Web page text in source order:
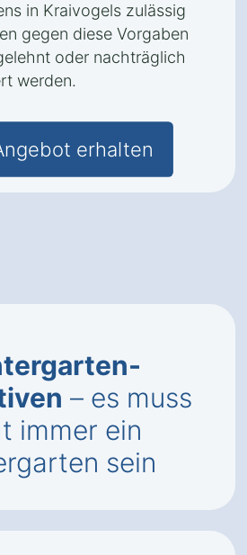
in Kraivogels zulässig
gegen diese Vorgaben
oder nachträglich
werden.
erhalten
– es muss
immer ein
sein